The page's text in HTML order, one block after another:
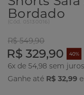
Bordado
(Cód. 05130016
R$ 549,90
R$ 329,90 40%
6x de 54,98
Ganhe até R$ 32,99